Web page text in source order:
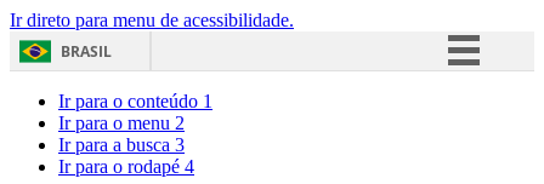
Ir direto para menu de acessibilidade.
BRASIL
Ir para o conteúdo 1
Ir para o menu 2
Ir para a busca 3
Ir para o rodapé 4